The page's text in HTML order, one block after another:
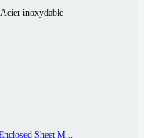
Acier inoxydable